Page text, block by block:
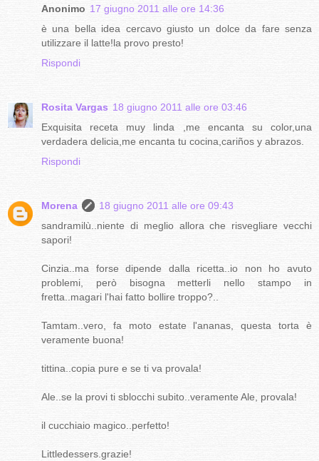
Anonimo 17 giugno 2011 alle ore 14:36
è una bella idea cercavo giusto un dolce da fare senza
utilizzare il latte!la provo presto!
Rispondi
Rosita Vargas 18 giugno 2011 alle ore 03:46
Exquisita receta muy linda ,me encanta su color,una
verdadera delicia,me encanta tu cocina,cariños y abrazos.
Rispondi
Morena
18 giugno 2011 alle ore 09:43
sandramilù..niente di meglio allora che risvegliare vecchi
sapori!
Cinzia..ma forse dipende dalla ricetta..io non ho avuto
problemi, però bisogna metterli nello stampo in
fretta..magari l'hai fatto bollire troppo?..
Tamtam..vero, fa moto estate l'ananas, questa torta è
veramente buona!
tittina..copia pure e se ti va provala!
Ale..se la provi ti sblocchi subito..veramente Ale, provala!
il cucchiaio magico..perfetto!
Littledessers.grazie!